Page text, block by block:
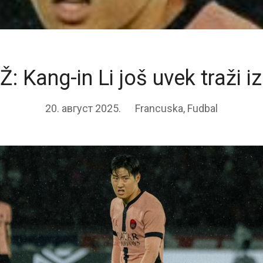
Kang-in Li još uvek traži
20. август 2025. Francuska, Fudbal